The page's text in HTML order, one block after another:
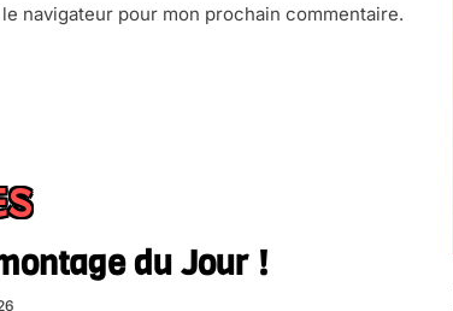
navigateur pour mon prochain commentaire.
du Jour !